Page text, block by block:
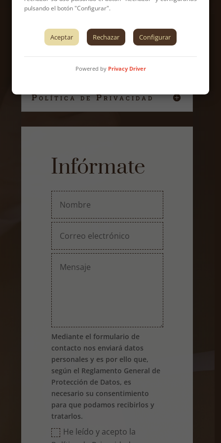
Política de Privacidad
Infórmate
Mediante el formulario de
contacto nos enviará datos
personales y es por ello que,
según el Reglamento General de
Protección de Datos, es
necesario su consentimiento
para que podamos recibirlos y
tratarlos.
He leído y acepto la
pulsando el botón "Configurar".
Aceptar Rechazar Configurar
Powered by Privacy Driver